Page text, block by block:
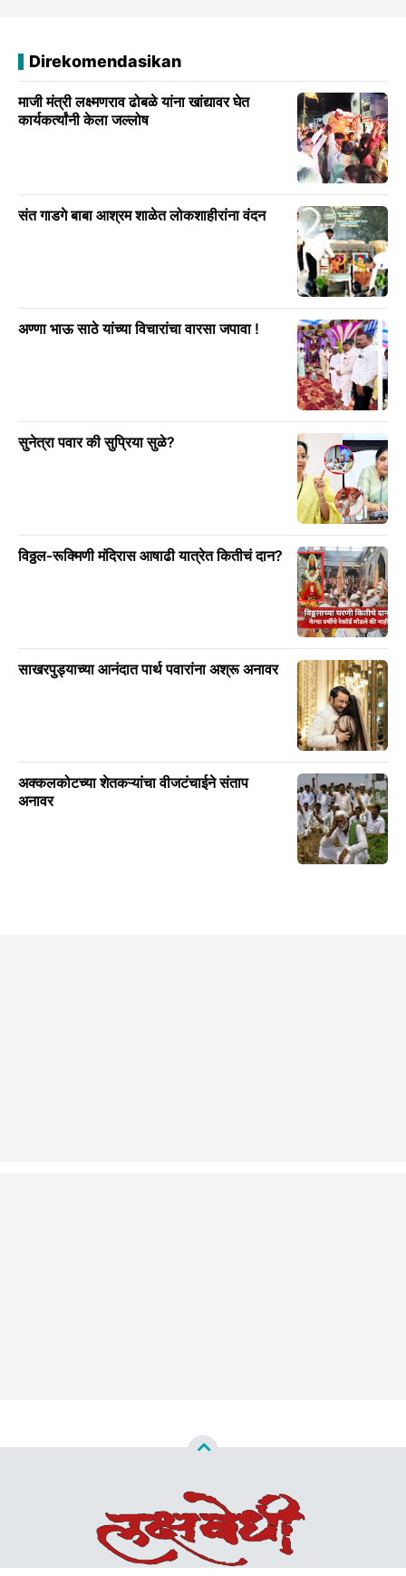
Direkomendasikan
माजी मंत्री लक्ष्मणराव ढोबळे यांना खांद्यावर घेत
कार्यकर्त्यांनी केला जल्लोष
संत गाडगे बाबा आश्रम शाळेत लोकशाहीरांना वंदन
अण्णा भाऊ साठे यांच्या विचारांचा वारसा जपावा !
सुनेत्रा पवार की सुप्रिया सुळे?
विठ्ठल-रूक्मिणी मंदिरास आषाढी यात्रेत कितीचं दान?
साखरपुड्याच्या आनंदात पार्थ पवारांना अश्रू अनावर
अक्कलकोटच्या शेतकऱ्यांचा वीजटंचाईने संताप
अनावर